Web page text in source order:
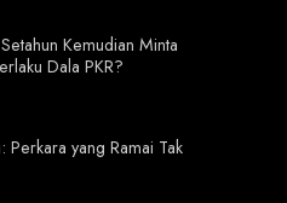
Kemudian Minta
Dala PKR?
Perkara yang Ramai Tak